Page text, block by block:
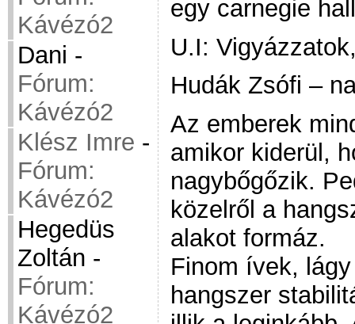
Kávézó2
Dani -
Fórum:
Kávézó2
Klész Imre -
Fórum:
Kávézó2
Hegedüs
Zoltán -
Fórum:
Kávézó2
egy carnegie
U.I:
Hudák Zsófi –
Az emberek
amikor kiderül,
nagybőgőzik.
közelről a
alakot formáz.
Finom ívek,
hangszer